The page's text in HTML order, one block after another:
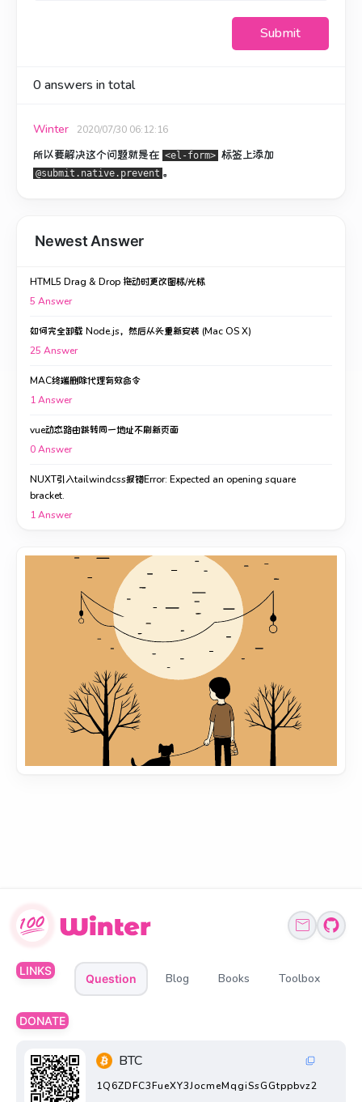
Submit
0answers in total
Winter 2020/07/30 06:12:16
所以要解决这个问题就是在 <el-form> 标签上添加
@submit.native.prevent 。
Newest Answer
HTML5 Drag & Drop 拖动时更改图标/光标
5 Answer
如何完全卸载 Node.js，然后从头重新安装 (Mac OS X)
25 Answer
MAC终端删除代理有效命令
1Answer
vue动态路由跳转同一地址不刷新页面
0Answer
NUXT引入tailwindcss报错Error: Expected an opening square
bracket.
1Answer
LINKS
Question Blog Books Toolbox
DONATE
BTC
1Q6ZDFC3FueXY3JocmeMqgiSsGGtppbvz2